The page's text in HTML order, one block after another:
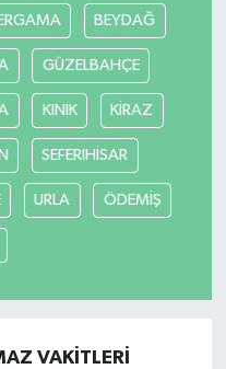
BEYDAĞ
GÜZELBAHÇE
KINIK KİRAZ
SEFERIHİSAR
URLA ÖDEMİŞ
VAKITLERI